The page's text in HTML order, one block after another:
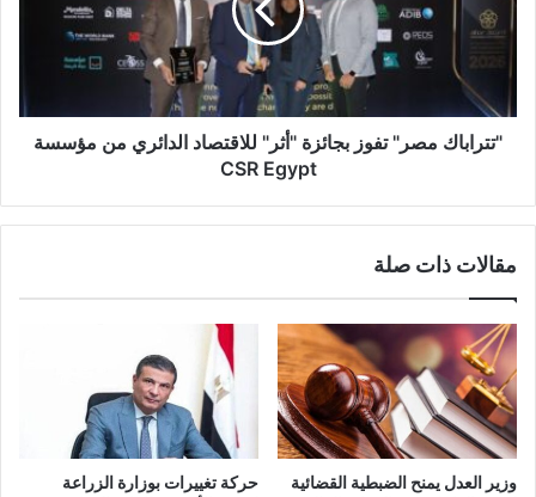
"تتراباك مصر" تفوز بجائزة "أثر" للاقتصاد الدائري من مؤسسة
CSR Egypt
مقالات ذات صلة
وزير العدل يمنح الضبطية القضائية
حركة تغييرات بوزارة الزراعة